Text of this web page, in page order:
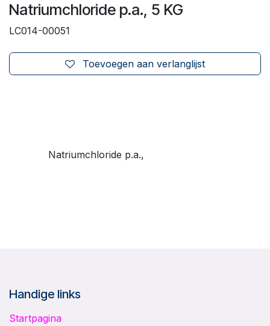
Natriumchloride p.a., 5 KG
LC014-00051
Toevoegen aan verlanglijst
Natriumchloride p.a.,
Handige links
Startpagina